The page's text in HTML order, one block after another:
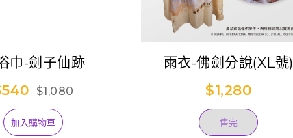
巾-劍子仙跡
$1,080
加入購物車
雨衣-佛劍分說(XL號)
$1,280
售完